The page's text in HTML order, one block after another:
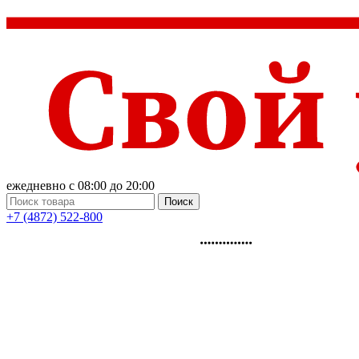
ежедневно с 08:00 до 20:00
Поиск
+7 (4872) 522-800